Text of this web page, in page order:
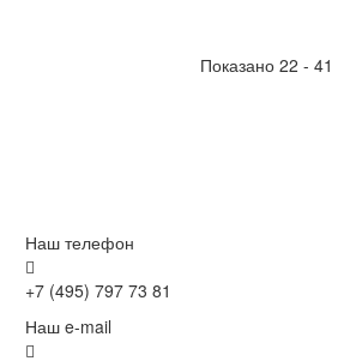
Показано 22 - 41
Наш телефон
+7 (495) 797 73 81
Наш e-mail